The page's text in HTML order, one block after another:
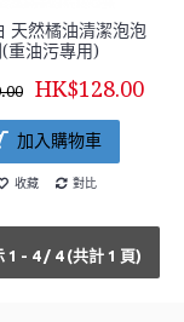
天然橘油清潔泡泡
重油污專用)
HK$128.00
加入購物車
收藏 對比
1 - 4 / 4 (共計 1 頁)